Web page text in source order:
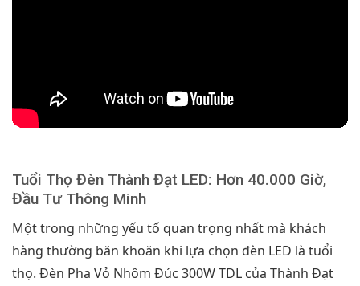
Tuổi Thọ Đèn Thành Đạt LED: Hơn 40.000 Giờ,
Đầu Tư Thông Minh
Một trong những yếu tố quan trọng nhất mà khách
hàng thường băn khoăn khi lựa chọn đèn LED là tuổi
thọ. Đèn Pha Vỏ Nhôm Đúc 300W TDL của Thành Đạt